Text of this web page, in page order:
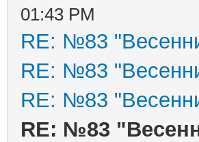
01:43 PM
RE: №83
RE: №83
RE: №83
RE: №83